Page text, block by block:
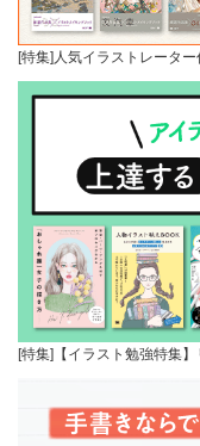
[特集]人気イラストレータ
[特集]【イラスト勉強特集